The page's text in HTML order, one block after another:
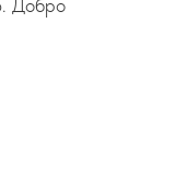
Добро